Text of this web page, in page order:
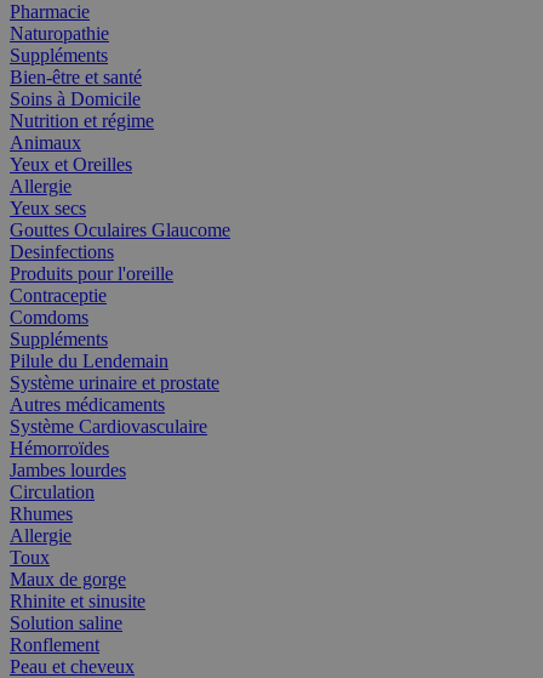
Pharmacie
Naturopathie
Suppléments
Bien-être et santé
Soins à Domicile
Nutrition et régime
Animaux
Yeux et Oreilles
Allergie
Yeux secs
Gouttes Oculaires Glaucome
Desinfections
Produits pour l'oreille
Contraceptie
Comdoms
Suppléments
Pilule du Lendemain
Système urinaire et prostate
Autres médicaments
Système Cardiovasculaire
Hémorroïdes
Jambes lourdes
Circulation
Rhumes
Allergie
Toux
Maux de gorge
Rhinite et sinusite
Solution saline
Ronflement
Peau et cheveux